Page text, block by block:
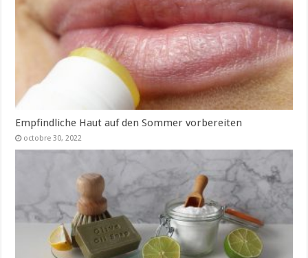
Empfindliche Haut auf den Sommer vorbereiten
octobre 30, 2022